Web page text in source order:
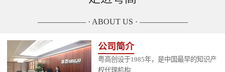
—————— · ABOUT US · ——————
公司简介
粤高创设于1985年，是中国最早的知识产
权代理机构...